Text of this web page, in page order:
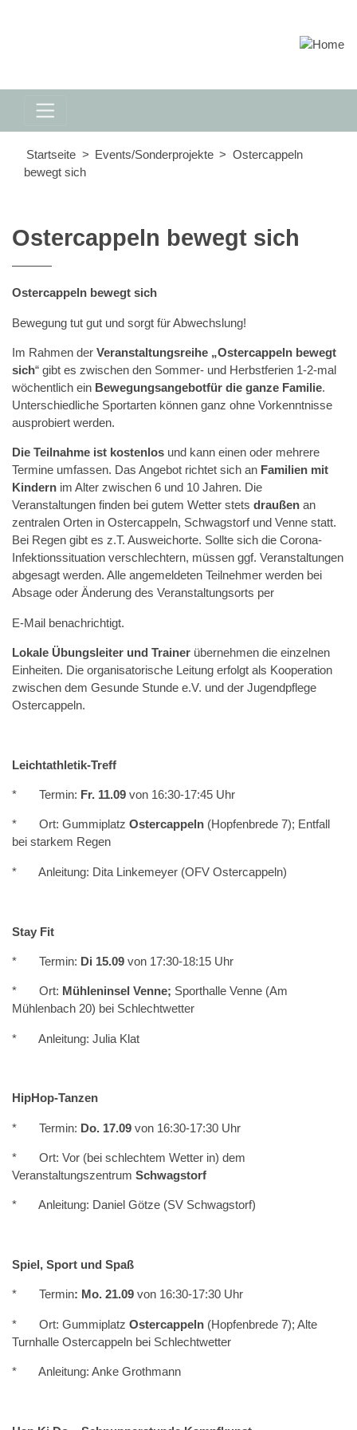
Startseite Events/Sonderprojekte
Ostercappeln
bewegt sich
Ostercappeln bewegt sich
Ostercappeln bewegt sich
Bewegung tut gut und sorgt für Abwechslung!
Im Rahmen der Veranstaltungsreihe „Ostercappeln bewegt
sich“ gibt es zwischen den Sommer- und Herbstferien 1-2-mal
wöchentlich ein Bewegungsangebotfür die ganze Familie.
Unterschiedliche Sportarten können ganz ohne Vorkenntnisse
ausprobiert werden.
Die Teilnahme ist kostenlos und kann einen oder mehrere
Termine umfassen. Das Angebot richtet sich an Familien mit
Kindern im Alter zwischen 6 und 10 Jahren. Die
Veranstaltungen finden bei gutem Wetter stets draußen an
zentralen Orten in Ostercappeln, Schwagstorf und Venne statt.
Bei Regen gibt es z.T. Ausweichorte. Sollte sich die Corona-
Infektionssituation verschlechtern, müssen ggf. Veranstaltungen
abgesagt werden. Alle angemeldeten Teilnehmer werden bei
Absage oder Änderung des Veranstaltungsorts per
E-Mail benachrichtigt.
Lokale Übungsleiter und Trainer übernehmen die einzelnen
Einheiten. Die organisatorische Leitung erfolgt als Kooperation
zwischen dem Gesunde Stunde e.V. und der Jugendpflege
Ostercappeln.
Leichtathletik-Treff
* Termin: Fr. 11.09 von 16:30-17:45 Uhr
* Ort: Gummiplatz Ostercappeln (Hopfenbrede 7); Entfall
bei starkem Regen
* Anleitung: Dita Linkemeyer (OFV Ostercappeln)
Stay Fit
* Termin: Di 15.09 von 17:30-18:15 Uhr
* Ort: Mühleninsel Venne; Sporthalle Venne (Am
Mühlenbach 20) bei Schlechtwetter
* Anleitung: Julia Klat
HipHop-Tanzen
* Termin: Do. 17.09 von 16:30-17:30 Uhr
* Ort: Vor (bei schlechtem Wetter in) dem
Veranstaltungszentrum Schwagstorf
* Anleitung: Daniel Götze (SV Schwagstorf)
Spiel, Sport und Spaß
* Termin: Mo. 21.09 von 16:30-17:30 Uhr
* Ort: Gummiplatz Ostercappeln (Hopfenbrede 7); Alte
Turnhalle Ostercappeln bei Schlechtwetter
* Anleitung: Anke Grothmann